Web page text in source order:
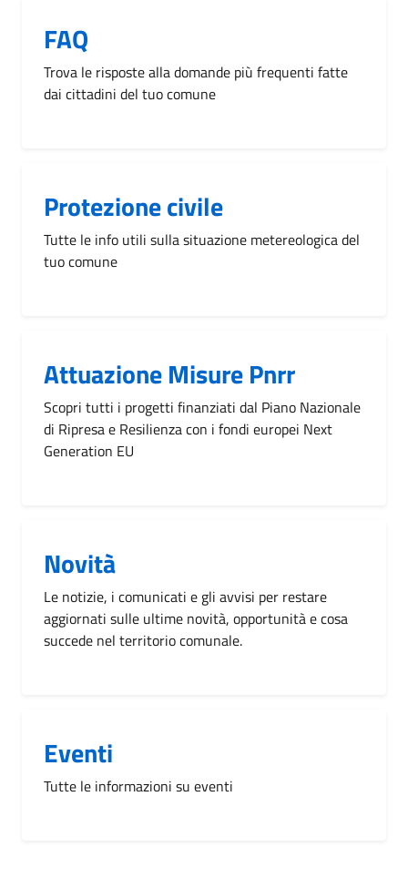
FAQ
Trova le risposte alla domande più frequenti fatte
dai cittadini del tuo comune
Protezione civile
Tutte le info utili sulla situazione metereologica del
tuo comune
Attuazione Misure Pnrr
Scopri tutti i progetti finanziati dal Piano Nazionale
di Ripresa e Resilienza con i fondi europei Next
Generation EU
Novità
Le notizie, i comunicati e gli avvisi per restare
aggiornati sulle ultime novità, opportunità e cosa
succede nel territorio comunale.
Eventi
Tutte le informazioni su eventi